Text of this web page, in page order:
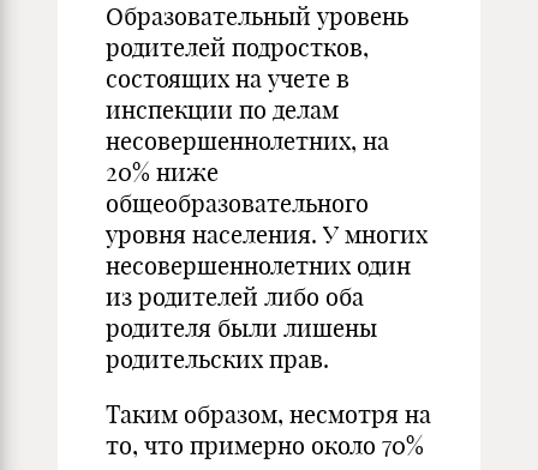
Образовательный уровень
родителей подростков,
состоящих на учете в
инспекции по делам
несовершеннолетних, на
20% ниже
общеобразовательного
уровня населения. У многих
несовершеннолетних один
из родителей либо оба
родителя были лишены
родительских прав.
Таким образом, несмотря на
то, что примерно около 70%